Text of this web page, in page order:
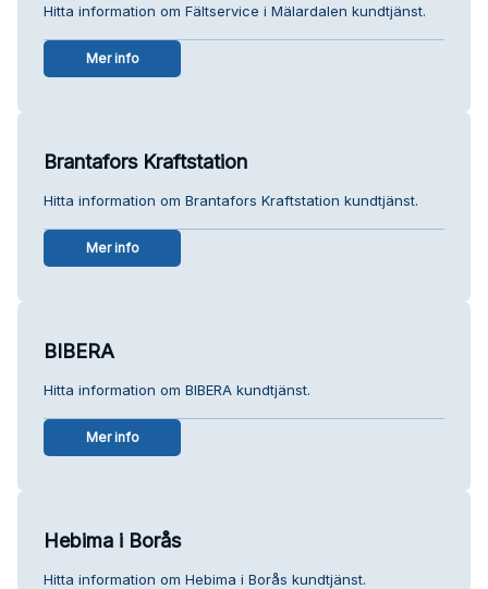
Hitta information om Fältservice i Mälardalen kundtjänst.
Mer info
Brantafors Kraftstation
Hitta information om Brantafors Kraftstation kundtjänst.
Mer info
BIBERA
Hitta information om BIBERA kundtjänst.
Mer info
Hebima i Borås
Hitta information om Hebima i Borås kundtjänst.